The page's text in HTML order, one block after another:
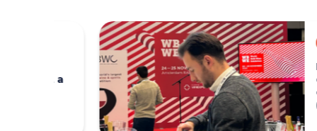
Traiteur
Intérim